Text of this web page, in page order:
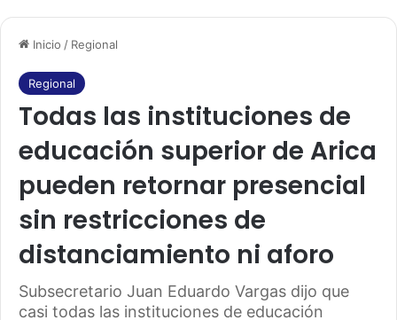
Inicio / Regional
Regional
Todas las instituciones de
educación superior de Arica
pueden retornar presencial
sin restricciones de
distanciamiento ni aforo
Subsecretario Juan Eduardo Vargas dijo que
casi todas las instituciones de educación
a
b
o
o
k
o
u
b
e